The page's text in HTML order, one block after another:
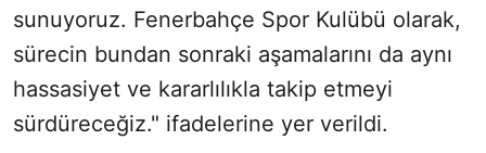
sunuyoruz. Fenerbahçe Spor Kulübü olarak,
sürecin bundan sonraki aşamalarını da aynı
hassasiyet ve kararlılıkla takip etmeyi
sürdüreceğiz." ifadelerine yer verildi.